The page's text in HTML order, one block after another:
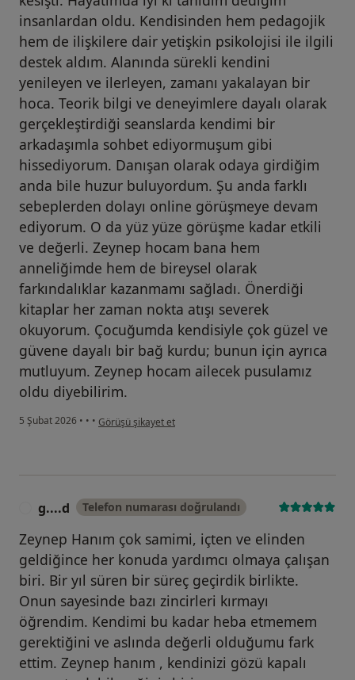
insanlardan oldu. Kendisinden hem pedagojik
hem de ilişkilere dair yetişkin psikolojisi ile ilgili
destek aldım. Alanında sürekli kendini
yenileyen ve ilerleyen, zamanı yakalayan bir
hoca. Teorik bilgi ve deneyimlere dayalı olarak
gerçekleştirdiği seanslarda kendimi bir
arkadaşımla sohbet ediyormuşum gibi
hissediyorum. Danışan olarak odaya girdiğim
anda bile huzur buluyordum. Şu anda farklı
sebeplerden dolayı online görüşmeye devam
ediyorum. O da yüz yüze görüşme kadar etkili
ve değerli. Zeynep hocam bana hem
anneliğimde hem de bireysel olarak
farkındalıklar kazanmamı sağladı. Önerdiği
kitaplar her zaman nokta atışı severek
okuyorum. Çocuğumda kendisiyle çok güzel ve
güvene dayalı bir bağ kurdu; bunun için ayrıca
mutluyum. Zeynep hocam ailecek pusulamız
oldu diyebilirim.
5 Şubat 2026 • • • kullanıcının görüşüne göre s...
Görüşü şikayet et
g....d Telefon numarası doğrulandı
Zeynep Hanım çok samimi, içten ve elinden
geldiğince her konuda yardımcı olmaya çalışan
biri. Bir yıl süren bir süreç geçirdik birlikte.
Onun sayesinde bazı zincirleri kırmayı
öğrendim. Kendimi bu kadar heba etmemem
gerektiğini ve aslında değerli olduğumu fark
ettim. Zeynep hanım , kendinizi gözü kapalı